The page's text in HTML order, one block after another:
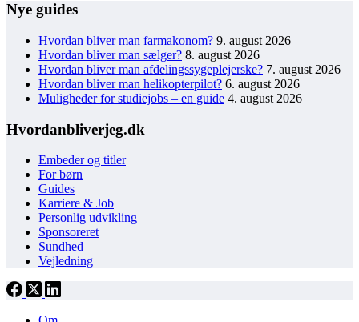
Nye guides
Hvordan bliver man farmakonom? 9. august 2026
Hvordan bliver man sælger? 8. august 2026
Hvordan bliver man afdelingssygeplejerske? 7. august 2026
Hvordan bliver man helikopterpilot? 6. august 2026
Muligheder for studiejobs – en guide 4. august 2026
Hvordanbliverjeg.dk
Embeder og titler
For børn
Guides
Karriere & Job
Personlig udvikling
Sponsoreret
Sundhed
Vejledning